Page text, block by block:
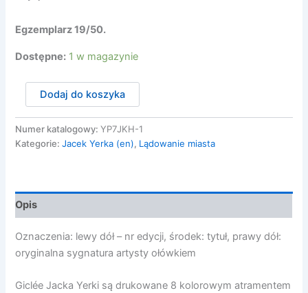
Egzemplarz 19/50.
Dostępne: 1 w magazynie
Lądowanie
miasta
19/50
XL
Dodaj do koszyka
Numer katalogowy:YP7JKH-1
Kategorie:Jacek Yerka (en), Lądowanie miasta
Opis
Oznaczenia: lewy dół – nr edycji, środek: tytuł, prawy dół:
oryginalna sygnatura artysty ołówkiem
Giclée Jacka Yerki są drukowane 8 kolorowym atramentem